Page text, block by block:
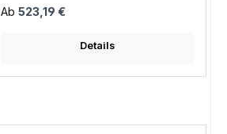
Regulärer Preis:
Ab 523,19 €
Details